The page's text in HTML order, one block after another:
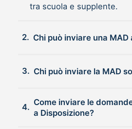
tra scuola e supplente.
2.
3. Chi può inviare la MAD
4.
Come inviare le
a Disposizione?